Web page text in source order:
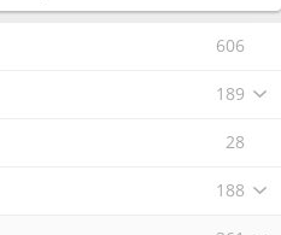
606
189
28
188